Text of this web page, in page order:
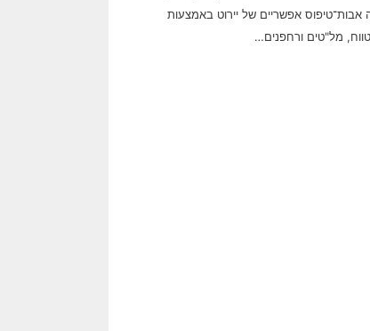
בתחום הלייזר. הכוונה האמריקאית היא להציב עד שנת 2023 שלושה אבות־טיפוס אפשריים של יירוט באמצעות
מל"טים ורחפנים…